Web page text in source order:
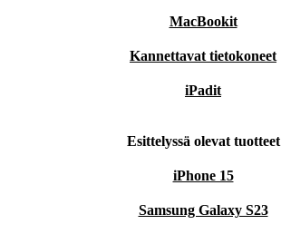
MacBookit
Kannettavat tietokoneet
iPadit
Esittelyssä olevat tuotteet
iPhone 15
Samsung Galaxy S23